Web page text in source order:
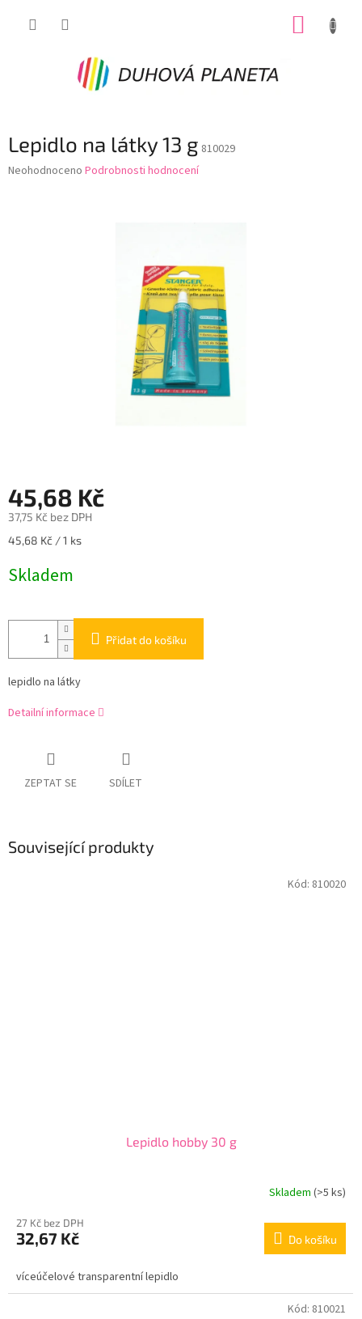
Lepidlo na látky 13 g 810029
Průměrné
Neohodnoceno Podrobnosti hodnocení
45,68 Kč
37,75 Kč bez DPH
Měrná
45,68 Kč / 1 ks
Skladem
Přidat do košíku
lepidlo na látky
Detailní informace
ZEPTAT SE SDÍLET
Související produkty
Lepidlo hobby 30 g
Skladem (>5 ks)
27 Kč bez DPH
32,67 Kč Do košíku
víceúčelové transparentní lepidlo
Kód: 810020
Kód: 810021